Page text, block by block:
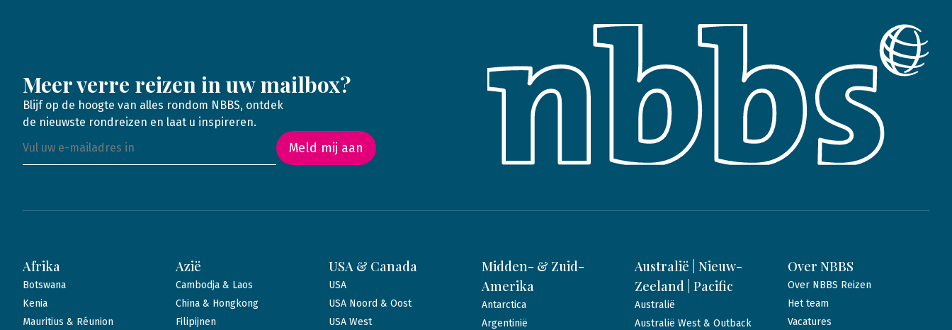
Meer verre reizen in uw mailbox?
Blijf op de hoogte van alles rondom NBBS, ontdek
de nieuwste rondreizen en laat u inspireren.
Meld mij aan
Afrika
Botswana
Kenia
Mauritius & Réunion
Azië
Cambodja & Laos
China & Hongkong
Filipijnen
USA & Canada
USA
USA Noord & Oost
USA West
Midden- & Zuid-
Amerika
Antarctica
Argentinië
Australië | Nieuw-
Zeeland | Pacific
Australië
Australië West & Outback
Over NBBS
Over NBBS Reizen
Het team
Vacatures